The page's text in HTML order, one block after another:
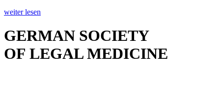
weiter lesen
GERMAN SOCIETY
OF LEGAL MEDICINE